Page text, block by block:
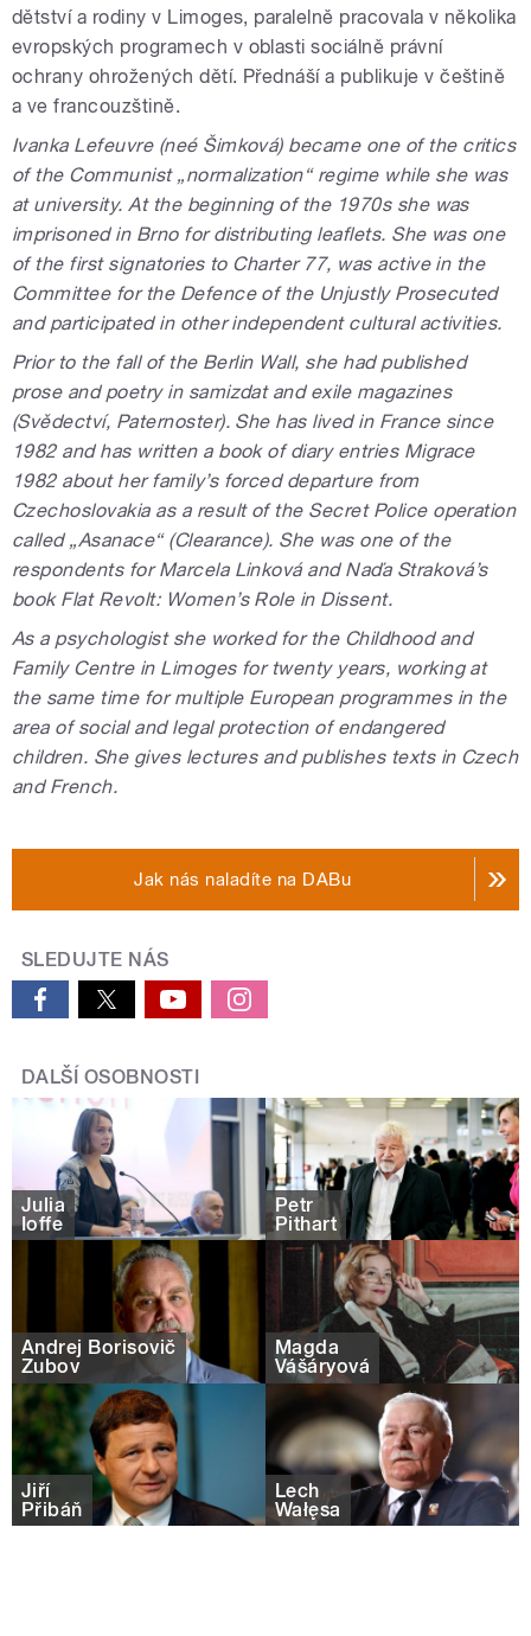
dětství a rodiny v Limoges, paralelně pracovala v několika
evropských programech v oblasti sociálně právní
ochrany ohrožených dětí. Přednáší a publikuje v češtině
a ve francouzštině.
Ivanka Lefeuvre (neé Šimková) became one of the critics
of the Communist „normalization“ regime while she was
at university. At the beginning of the 1970s she was
imprisoned in Brno for distributing leaflets. She was one
of the first signatories to Charter 77, was active in the
Committee for the Defence of the Unjustly Prosecuted
and participated in other independent cultural activities.
Prior to the fall of the Berlin Wall, she had published
prose and poetry in samizdat and exile magazines
(Svědectví, Paternoster). She has lived in France since
1982 and has written a book of diary entries Migrace
1982 about her family’s forced departure from
Czechoslovakia as a result of the Secret Police operation
called „Asanace“ (Clearance). She was one of the
respondents for Marcela Linková and Naďa Straková’s
book Flat Revolt: Women’s Role in Dissent.
As a psychologist she worked for the Childhood and
Family Centre in Limoges for twenty years, working at
the same time for multiple European programmes in the
area of social and legal protection of endangered
children. She gives lectures and publishes texts in Czech
and French.
Jak nás naladíte na DABu
SLEDUJTE NÁS
DALŠÍ OSOBNOSTI
Julia
Ioffe
Petr
Pithart
Andrej Borisovič
Zubov
Magda
Vášáryová
Jiří
Přibáň
Lech
Wałęsa